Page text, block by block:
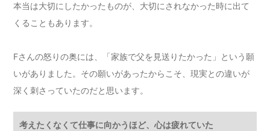
本当は大切にしたかったものが、大切にされなかった時に出て
くることもあります。
Fさんの怒りの奥には、「家族で父を見送りたかった」という願
いがありました。その願いがあったからこそ、現実との違いが
深く刺さっていたのだと思います。
考えたくなくて仕事に向かうほど、心は疲れていた